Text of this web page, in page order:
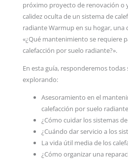
próximo proyecto de renovación o
calidez oculta de un sistema de
radiante Warmup en su hogar, una
«¿Qué mantenimiento se requiere
calefacción por suelo radiante?».
En esta guía, responderemos todas
explorando:
Asesoramiento en el
calefacción por suelo
¿Cómo cuidar los sistemas
¿Cuándo dar servicio a los
La vida útil media de los
¿Cómo organizar una